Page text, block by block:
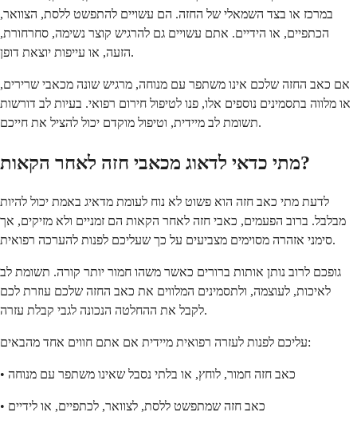
במרכז או בצד השמאלי של החזה. הם עשויים להתפשט ללסת, הצוואר,
הכתפיים, או הידיים. אתם עשויים גם להרגיש קוצר נשימה, סחרחורת,
הזעה, או עייפות יוצאת דופן.
אם כאב החזה שלכם אינו משתפר עם מנוחה, מרגיש שונה מכאבי שרירים,
או מלווה בתסמינים נוספים אלו, פנו לטיפול חירום רפואי. בעיות לב דורשות
תשומת לב מיידית, וטיפול מוקדם יכול להציל את חייכם.
מתי כדאי לדאוג מכאבי חזה לאחר הקאות?
לדעת מתי כאב חזה הוא פשוט לא נוח לעומת מדאיג באמת יכול להיות
מבלבל. ברוב הפעמים, כאבי חזה לאחר הקאות הם זמניים ולא מזיקים, אך
סימני אזהרה מסוימים מצביעים על כך שעליכם לפנות להערכה רפואית.
גופכם לרוב נותן אותות ברורים כאשר משהו חמור יותר קורה. תשומת לב
לאיכות, לעוצמה, ולתסמינים המלווים את כאב החזה שלכם עוזרת לכם
לקבל את ההחלטה הנכונה לגבי קבלת עזרה.
עליכם לפנות לעזרה רפואית מיידית אם אתם חווים אחד מהבאים:
• כאב חזה חמור, לוחץ, או בלתי נסבל שאינו משתפר עם מנוחה
• כאב חזה שמתפשט ללסת, לצוואר, לכתפיים, או לידיים